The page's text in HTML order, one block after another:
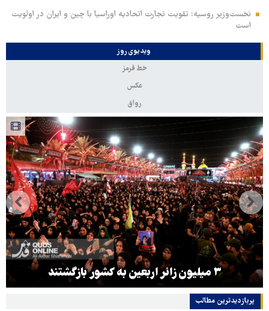
نخست‌وزیر روسیه:‌ تقویت تجارت اتحادیه اوراسیا با چین و ایران در اولویت
است
ویدیوی روز
خط قرمز
عکس
رواق
۳ میلیون زائر اربعین به کشور بازگشتند
پربازدیدترین‌ مطالب